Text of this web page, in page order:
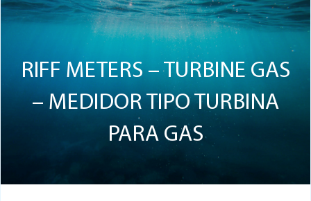
RIFF METERS – TURBINE GAS
– MEDIDOR TIPO TURBINA
PARA GAS